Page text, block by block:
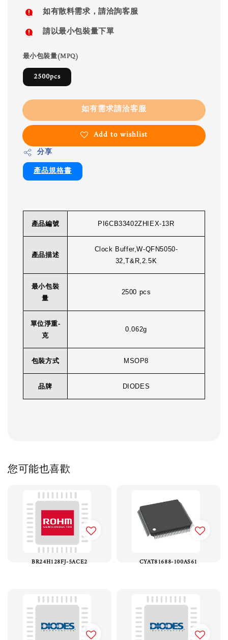
如有散料需求，請洽詢客服
請以最小包裝量下單
最小包裝量(MPQ)
2500pcs
如有需求請洽客服
Add to wishlist
分享
產品規格書
產品編號 PI6CB33402ZHIEX-13R
產品描述
Clock Buffer,W-QFN5050-
32,T&R,2.5K
最小包裝
量
2500 pcs
單位淨重-
克
0.062g
包裝方式 MSOP8
品牌 DIODES
您可能也喜歡
BR24H128FJ-5ACE2 CYAT81688-100AS61